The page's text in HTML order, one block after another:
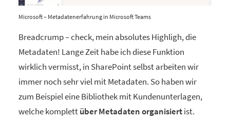
Microsoft – Metadatenerfahrung in Microsoft Teams
Breadcrump – check, mein absolutes Highligh, die
Metadaten! Lange Zeit habe ich diese Funktion
wirklich vermisst, in SharePoint selbst arbeiten wir
immer noch sehr viel mit Metadaten. So haben wir
zum Beispiel eine Bibliothek mit Kundenunterlagen,
welche komplettüber Metadaten organisiertist.